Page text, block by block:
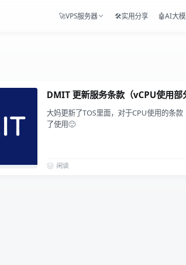
🚀VPS服务器 🛠️实用分享 🤖AI大
DMIT 更新服务条款（vCPU使用部
大妈更新了TOS里面，对于CPU使用的条
了使用🙂
闲谈